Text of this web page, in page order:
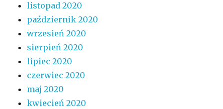
listopad 2020
październik 2020
wrzesień 2020
sierpień 2020
lipiec 2020
czerwiec 2020
maj 2020
kwiecień 2020